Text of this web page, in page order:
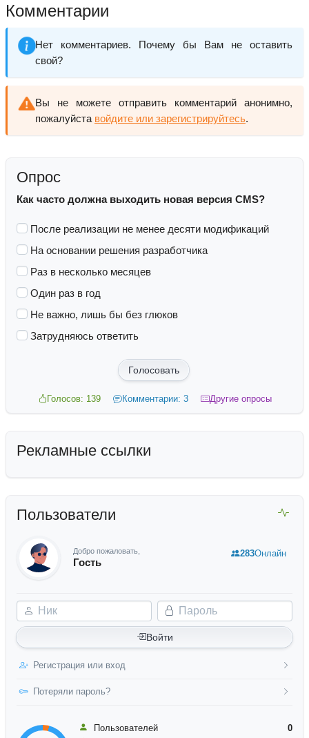
Комментарии
Нет комментариев. Почему бы Вам не оставить
свой?
Вы не можете отправить комментарий анонимно,
пожалуйста войдите или зарегистрируйтесь.
Опрос
Как часто должна выходить новая версия CMS?
После реализации не менее десяти модификаций
На основании решения разработчика
Раз в несколько месяцев
Один раз в год
Не важно, лишь бы без глюков
Затрудняюсь ответить
Голосовать
Голосов: 139 Комментарии: 3 Другие опросы
Рекламные ссылки
Пользователи
Добро пожаловать,
Гость
Ник Пароль
Войти
Регистрация или вход
Потеряли пароль?
283Онлайн
Пользователей
0